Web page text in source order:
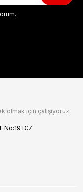
olmak için çalışıyoruz.
No:19 D:7